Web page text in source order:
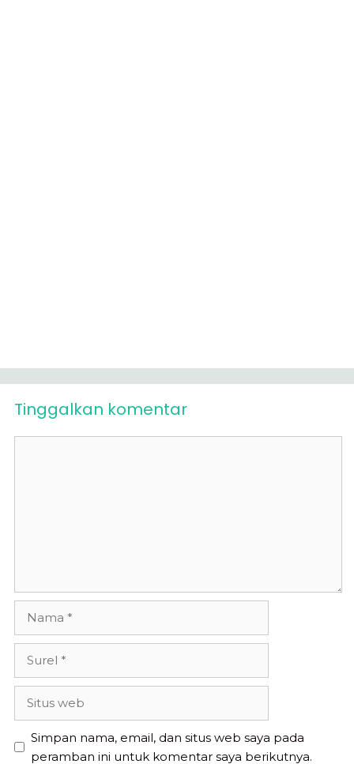
Tinggalkan komentar
Simpan nama, email, dan situs web saya pada
peramban ini untuk komentar saya berikutnya.